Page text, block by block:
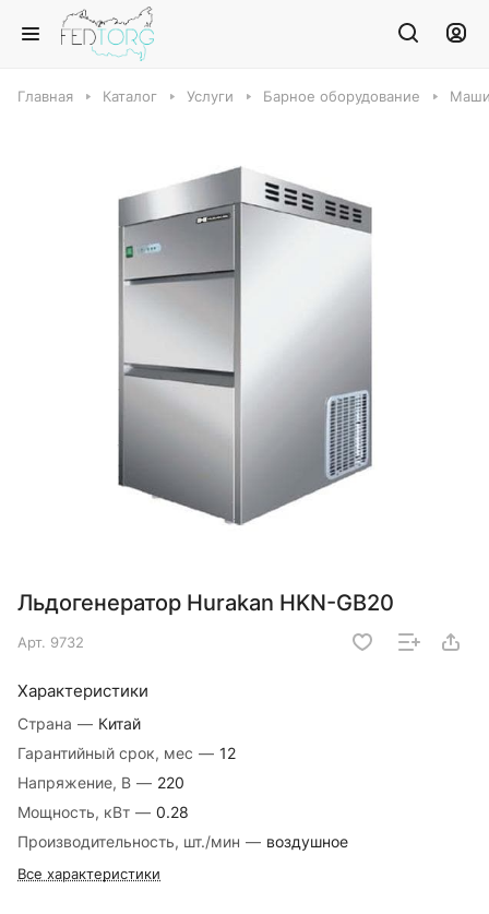
Главная Каталог Услуги Барное оборудование
Льдогенератор Hurakan HKN-GB20
Арт. 9732
Характеристики
Страна — Китай
Гарантийный срок, мес — 12
Напряжение, В — 220
Мощность, кВт — 0.28
Производительность, шт./мин — воздушное
Все характеристики